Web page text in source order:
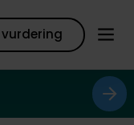
vurdering